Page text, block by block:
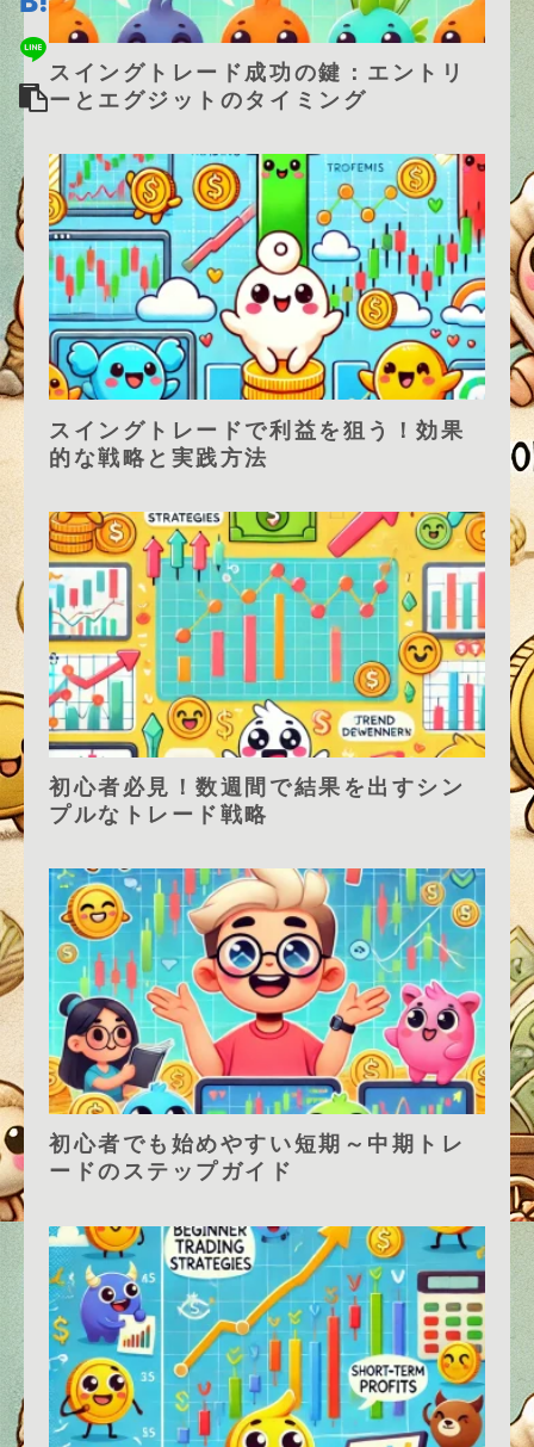
スイングトレード成功の鍵：エントリ
ーとエグジットのタイミング
スイングトレードで利益を狙う！効果
的な戦略と実践方法
初心者必見！数週間で結果を出すシン
プルなトレード戦略
初心者でも始めやすい短期～中期トレ
ードのステップガイド